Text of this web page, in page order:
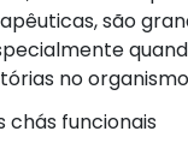
são
no
chás funcionais